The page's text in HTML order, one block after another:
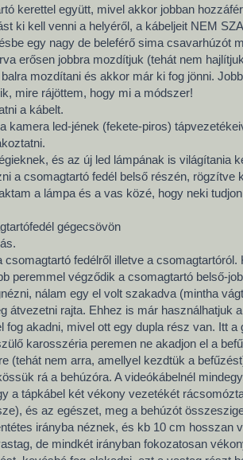
kerettel együtt, mivel akkor jobban
ki kell venni a helyéről, a kábeljeit NEM
egy nagy de beleférő sima csavarhúzót
erősen jobbra mozdítjuk (tehát nem
mozdítani és akkor már ki fog jönni.
mire rájöttem, hogy mi a módszer!
a kábelt.
kamera led-jének (fekete-piros)
és az új led lámpának is világítania
a csomagtartó fedél belső részén, rögzítve
a lámpa és a vas közé, hogy neki
gégecsövön
fedélről illetve a
peremmel végződik a csomagtartó belső-
nálam egy el volt szakadva (mintha
átvezetni rajta. Ehhez is már használhatjuk
fog akadni, mivel ott egy dupla rész van. Itt
karosszéria peremen ne akadjon el a
(tehát nem arra, amellyel kezdtük a
rá a behúzóra. A videókábelnél
a tápkábel két vékony vezetékét
és az egészet, meg a behúzót
irányba néznek, és kb 10 cm
de mindkét irányban fokozatosan